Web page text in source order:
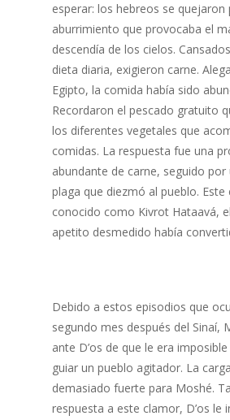
esperar: los hebreos se quejaron
aburrimiento que provocaba el
descendía de los cielos.
dieta diaria, exigieron carne.
Egipto, la comida había sido
Recordaron el pescado gratuito
los diferentes vegetales que
comidas. La respuesta fue una
abundante de carne, seguido por
plaga que diezmó al pueblo. Este
conocido como Kivrot Hataavá,
apetito desmedido había
Debido a estos episodios que
segundo mes después del Sinaí,
ante D’os de que le era
guiar un pueblo agitador. La
demasiado fuerte para Moshé.
respuesta a este clamor, D’os le